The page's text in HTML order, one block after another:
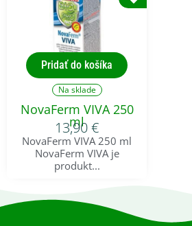
Pridať do košíka
Na sklade
NovaFerm VIVA 250
ml
13,90€
NovaFerm VIVA 250 ml
NovaFerm VIVA je
produkt...